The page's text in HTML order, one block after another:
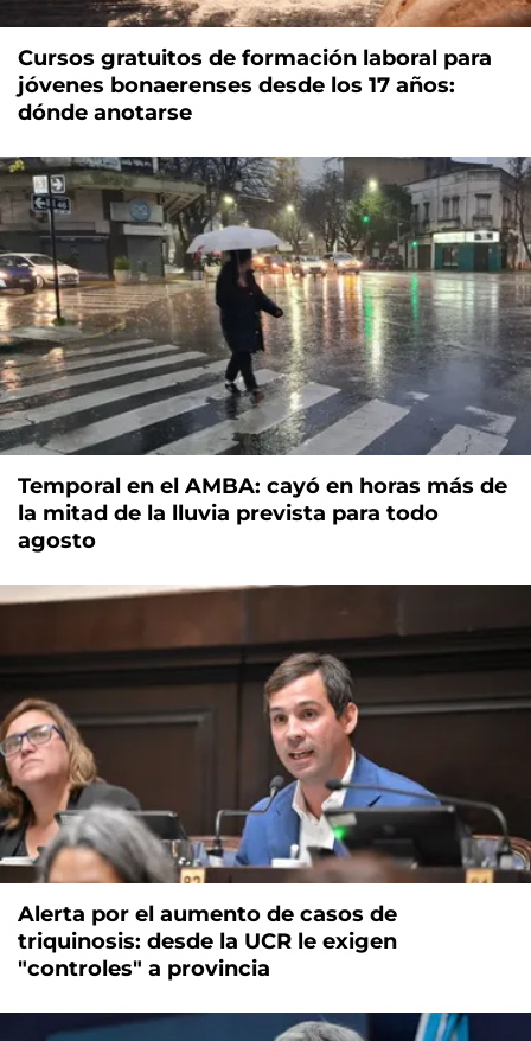
Cursos gratuitos de formación laboral para
jóvenes bonaerenses desde los 17 años:
dónde anotarse
Temporal en el AMBA: cayó en horas más de
la mitad de la lluvia prevista para todo
agosto
Alerta por el aumento de casos de
triquinosis: desde la UCR le exigen
"controles" a provincia